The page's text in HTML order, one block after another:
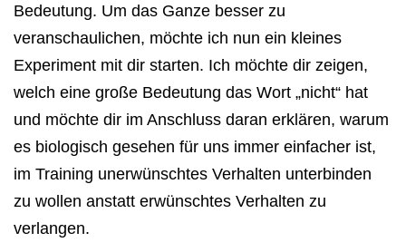
Bedeutung. Um das Ganze besser zu
veranschaulichen, möchte ich nun ein kleines
Experiment mit dir starten. Ich möchte dir zeigen,
welch eine große Bedeutung das Wort „nicht“ hat
und möchte dir im Anschluss daran erklären, warum
es biologisch gesehen für uns immer einfacher ist,
im Training unerwünschtes Verhalten unterbinden
zu wollen anstatt erwünschtes Verhalten zu
verlangen.